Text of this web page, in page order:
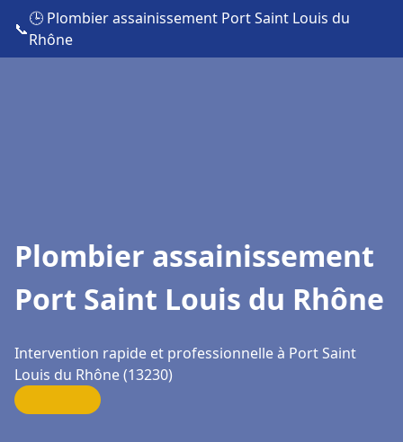
📞
🕒 Plombier assainissement Port Saint Louis du
Rhône
Plombier assainissement
Port Saint Louis du Rhône
Intervention rapide et professionnelle à Port Saint
Louis du Rhône (13230)